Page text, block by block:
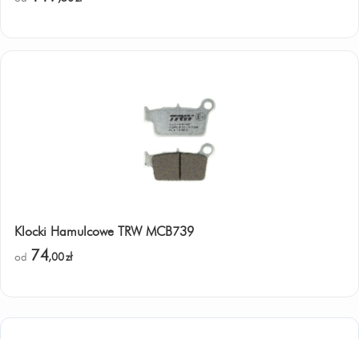
Klocki Hamulcowe TRW MCB739
od 74,00zł